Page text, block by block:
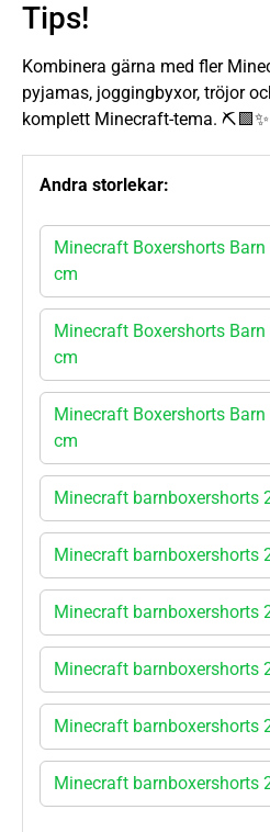
Tips!
Kombinera gärna med fler
pyjamas, joggingbyxor, tröjor
komplett Minecraft-tema. ⛏️🟩✨
Andra storlekar:
Minecraft Boxershorts
cm
Minecraft Boxershorts
cm
Minecraft Boxershorts
cm
Minecraft barnboxershorts
Minecraft barnboxershorts
Minecraft barnboxershorts
Minecraft barnboxershorts
Minecraft barnboxershorts
Minecraft barnboxershorts